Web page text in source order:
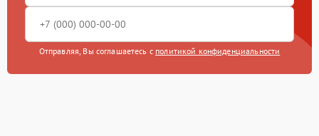
Отправляя, Вы соглашаетесь с политикой конфиденциальности